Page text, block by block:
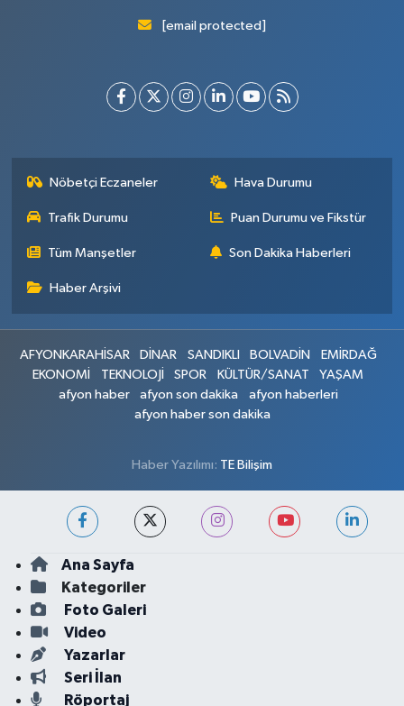
[email protected]
Nöbetçi Eczaneler Hava Durumu
Trafik Durumu Puan Durumu ve Fikstür
Tüm Manşetler Son Dakika Haberleri
Haber Arşivi
AFYONKARAHİSAR DİNAR SANDIKLI BOLVADİN
EMİRDAĞ
EKONOMİ
TEKNOLOJİ SPOR KÜLTÜR/SANAT
YAŞAM
afyon haber
afyon son dakika
afyon haberleri
afyon haber son dakika
Haber Yazılımı: TE Bilişim
Ana Sayfa
Kategoriler
Foto Galeri
Video
Yazarlar
Seri İlan
Röportaj